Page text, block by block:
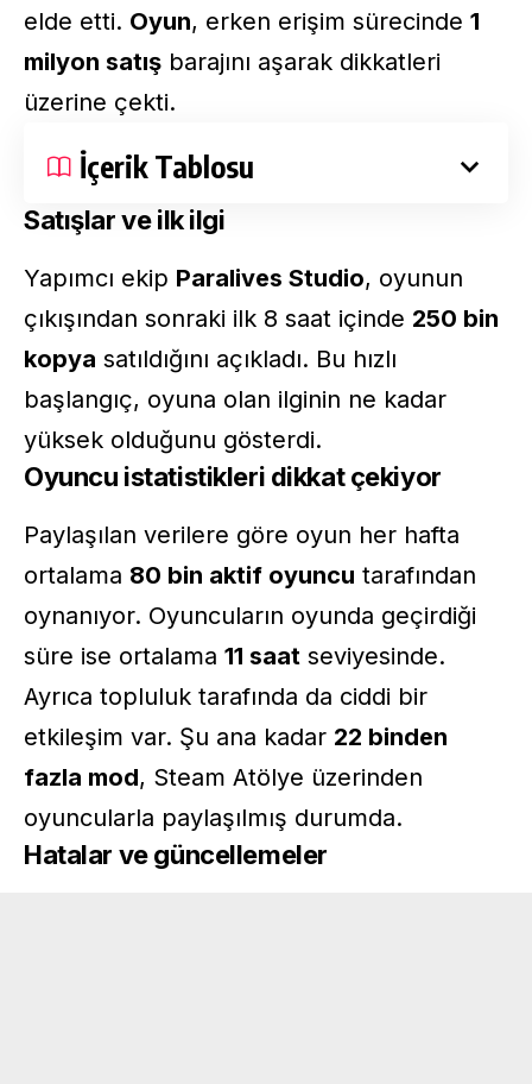
elde etti. Oyun, erken erişim sürecinde 1
milyon satış barajını aşarak dikkatleri
üzerine çekti.
İçerik Tablosu
Satışlar ve ilk ilgi
Yapımcı ekip Paralives Studio, oyunun
çıkışından sonraki ilk 8 saat içinde 250 bin
kopya satıldığını açıkladı. Bu hızlı
başlangıç, oyuna olan ilginin ne kadar
yüksek olduğunu gösterdi.
Oyuncu istatistikleri dikkat çekiyor
Paylaşılan verilere göre oyun her hafta
ortalama 80 bin aktif oyuncu tarafından
oynanıyor. Oyuncuların oyunda geçirdiği
süre ise ortalama 11 saat seviyesinde.
Ayrıca topluluk tarafında da ciddi bir
etkileşim var. Şu ana kadar 22 binden
fazla mod, Steam Atölye üzerinden
oyuncularla paylaşılmış durumda.
Hatalar ve güncellemeler